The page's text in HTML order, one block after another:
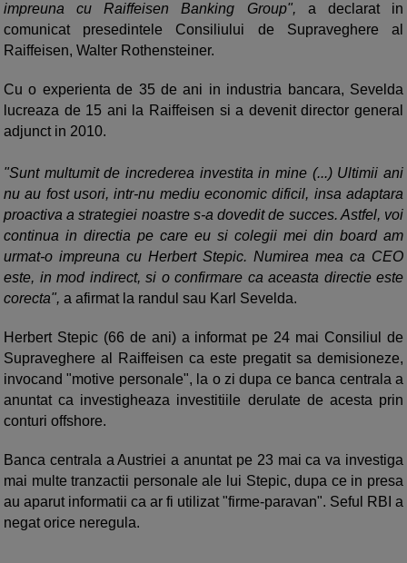
impreuna cu Raiffeisen Banking Group", a declarat in
comunicat presedintele Consiliului de Supraveghere al
Raiffeisen, Walter Rothensteiner.
Cu o experienta de 35 de ani in industria bancara, Sevelda
lucreaza de 15 ani la Raiffeisen si a devenit director general
adjunct in 2010.
"Sunt multumit de increderea investita in mine (...) Ultimii ani
nu au fost usori, intr-nu mediu economic dificil, insa adaptara
proactiva a strategiei noastre s-a dovedit de succes. Astfel, voi
continua in directia pe care eu si colegii mei din board am
urmat-o impreuna cu Herbert Stepic. Numirea mea ca CEO
este, in mod indirect, si o confirmare ca aceasta directie este
corecta", a afirmat la randul sau Karl Sevelda.
Herbert Stepic (66 de ani) a informat pe 24 mai Consiliul de
Supraveghere al Raiffeisen ca este pregatit sa demisioneze,
invocand "motive personale", la o zi dupa ce banca centrala a
anuntat ca investigheaza investitiile derulate de acesta prin
conturi offshore.
Banca centrala a Austriei a anuntat pe 23 mai ca va investiga
mai multe tranzactii personale ale lui Stepic, dupa ce in presa
au aparut informatii ca ar fi utilizat "firme-paravan". Seful RBI a
negat orice neregula.